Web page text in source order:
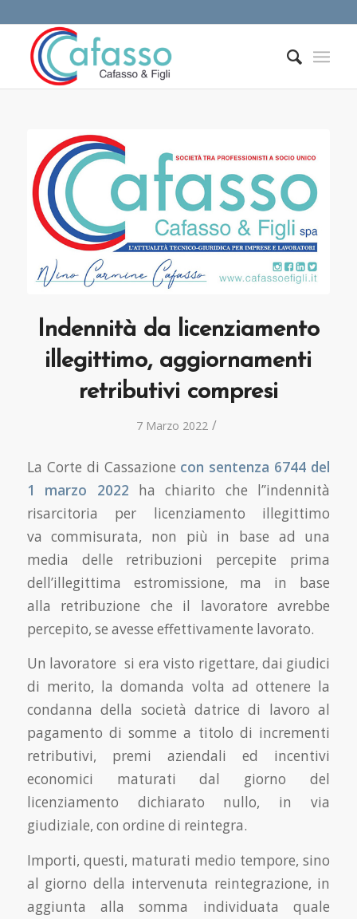
Indennità da licenziamento
illegittimo, aggiornamenti
retributivi compresi
7 Marzo 2022 /
La Corte di Cassazione con sentenza 6744 del
1 marzo 2022 ha chiarito che l’’indennità
risarcitoria per licenziamento illegittimo
va commisurata, non più in base ad una
media delle retribuzioni percepite prima
dell’illegittima estromissione, ma in base
alla retribuzione che il lavoratore avrebbe
percepito, se avesse effettivamente lavorato.
Un lavoratore si era visto rigettare, dai giudici
di merito, la domanda volta ad ottenere la
condanna della società datrice di lavoro al
pagamento di somme a titolo di incrementi
retributivi, premi aziendali ed incentivi
economici maturati dal giorno del
licenziamento dichiarato nullo, in via
giudiziale, con ordine di reintegra.
Importi, questi, maturati medio tempore, sino
al giorno della intervenuta reintegrazione, in
aggiunta alla somma individuata quale